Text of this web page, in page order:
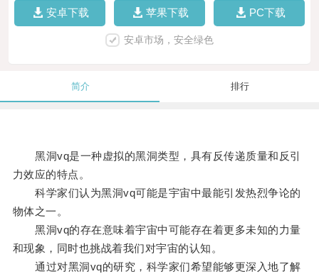
安卓下载 苹果下载 PC下载
安卓市场，安全绿色
简介 排行
黑洞vq是一种虚拟的黑洞类型，具有反传递质量和反引
力效应的特点。
科学家们认为黑洞vq可能是宇宙中最能引发热烈争论的
物体之一。
黑洞vq的存在意味着宇宙中可能存在着更多未知的力量
和现象，同时也挑战着我们对宇宙的认知。
通过对黑洞vq的研究，科学家们希望能够更深入地了解